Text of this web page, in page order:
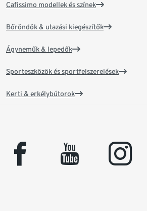
Cafissimo modellek és színek
Bőröndök & utazási kiegészítők
Ágyneműk & lepedők
Sporteszközök és sportfelszerelések
Kerti & erkélybútorok
facebook youtube instagram